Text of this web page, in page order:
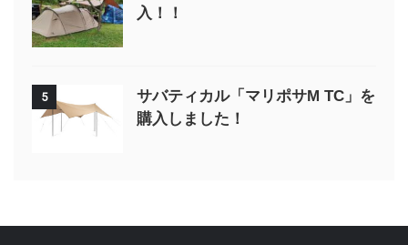
入！！
5
サバティカル「マリポサM TC」を
購入しました！